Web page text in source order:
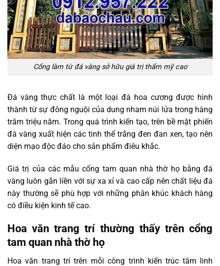
Cổng làm từ đá vàng sở hữu giá trị thẩm mỹ cao
Đá vàng thực chất là một loại đá hoa cương được hình
thành từ sự đông nguội của dung nham núi lửa trong hàng
trăm triệu năm. Trong quá trình kiến tạo, trên bề mặt phiến
đá vàng xuất hiện các tinh thể trắng đen đan xen, tạo nên
diện mạo độc đáo cho sản phẩm điêu khắc.
Giá trị của các mẫu cổng tam quan nhà thờ họ bằng đá
vàng luôn gắn liền với sự xa xỉ và cao cấp nên chất liệu đá
này thường sẽ phù hợp với những phân khúc khách hàng
có điều kiện kinh tế cao.
Hoa văn trang trí thường thấy trên cổng
tam quan nhà thờ họ
Hoa văn trang trí trên mỗi công trình kiến trúc tâm linh